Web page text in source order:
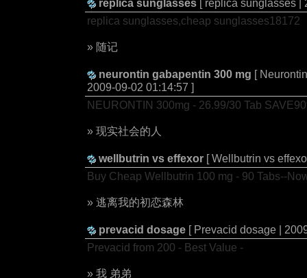
replica sunglasses [ replica sunglasses |
replica sunglasses,cheap sunglasses18172
» 随记
neurontin gabapentin 300 mg [
2009-09-02 01:14:57 ]
NEURONTIN 300mg - 26.99/30 Tab
» 现实社会的人
wellbutrin vs effexor [ Wellbutrin vs
Buy Cheap Wellbutrin 100 mg - 90 Tabs--
» 逃离我的初恋森林
prevacid dosage [ Prevacid dosage |
Prevacid from 200 - Best Value -
» 我 弟弟